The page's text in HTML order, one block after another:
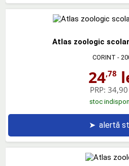
Atlas zoologic
CORINT -
24,78
PRP:
stoc
➤ alertă